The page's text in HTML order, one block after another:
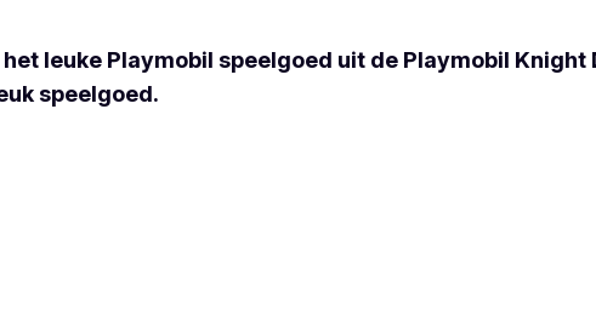
leuke Playmobil speelgoed uit de Playmobil Knight
speelgoed.